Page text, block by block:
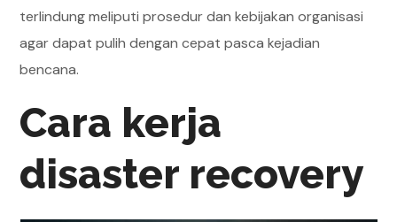
terlindung meliputi prosedur dan kebijakan organisasi
agar dapat pulih dengan cepat pasca kejadian
bencana.
Cara kerja
disaster recovery